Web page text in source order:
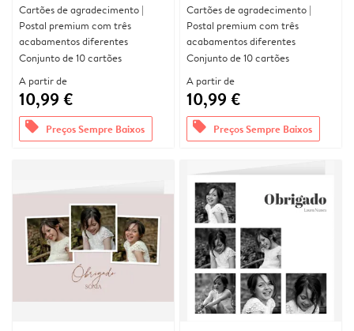
Cartões de agradecimento |
Postal premium com três
acabamentos diferentes
Conjunto de 10 cartões
A partir de
10,99 €
offers Preços Sempre Baixos
Cartões de agradecimento |
Postal premium com três
acabamentos diferentes
Conjunto de 10 cartões
A partir de
10,99 €
offers Preços Sempre Baixos